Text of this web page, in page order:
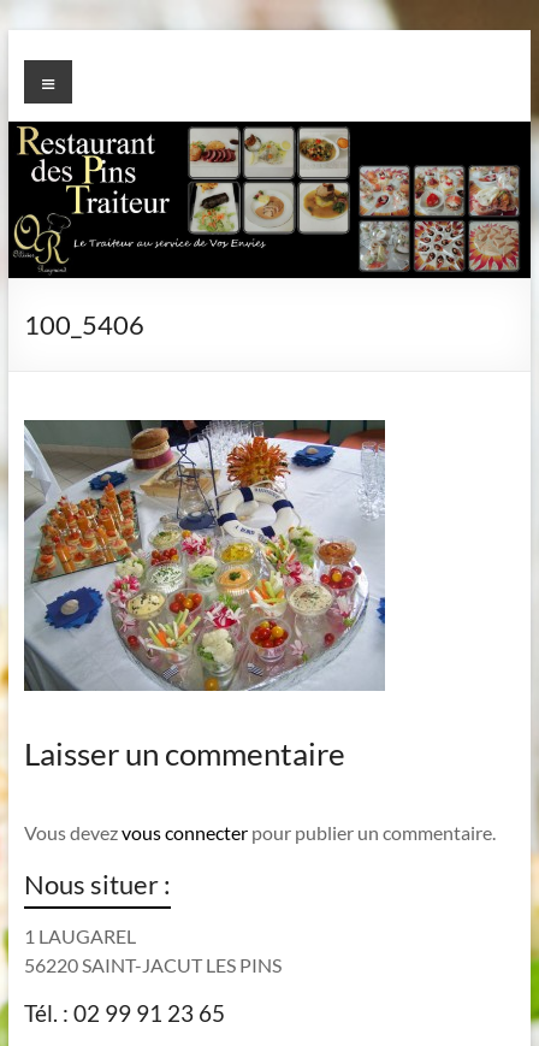
au
contenuTRAITEUR des PINS
Menu
100_5406
Laisser un commentaire
Vous devezvous connecterpour publier un commentaire.
Nous situer :
1 LAUGAREL
56220 SAINT-JACUT LES PINS
Tél. : 02 99 91 23 65